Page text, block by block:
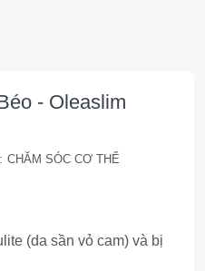
- Oleaslim
CHĂM SÓC CƠ THỂ
(da sần vỏ cam) và bị